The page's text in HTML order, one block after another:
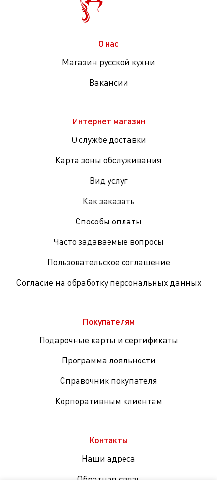
О нас
Магазин русской кухни
Вакансии
Интернет магазин
О службе доставки
Карта зоны обслуживания
Вид услуг
Как заказать
Способы оплаты
Часто задаваемые вопросы
Пользовательское соглашение
Согласие на обработку персональных данных
Покупателям
Подарочные карты и сертификаты
Программа лояльности
Справочник покупателя
Корпоративным клиентам
Контакты
Наши адреса